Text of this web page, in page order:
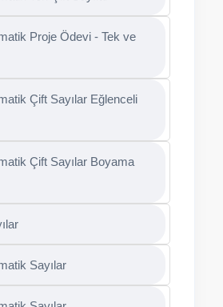
Proje Ödevi - Tek ve
Çift Sayılar Eğlenceli
Çift Sayılar Boyama
Sayılar